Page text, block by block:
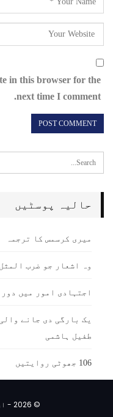
in this browser for the
next time I comment.
حالیہ پوسٹیں
میری کرسمس کا ترجمہ
وہ اشعار جو ضرب
اجتہادی امور میں
یک بارگی دی جانے
طفیل ہاشمی
106 جھوٹی روایتیں
© 2026 - اردو. All Rights Reserved.